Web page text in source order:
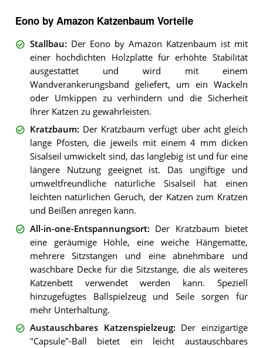
Eono by Amazon Katzenbaum Vorteile
Stallbau: Der Eono by Amazon Katzenbaum ist mit
einer hochdichten Holzplatte für erhöhte Stabilität
ausgestattet und wird mit einem
Wandverankerungsband geliefert, um ein Wackeln
oder Umkippen zu verhindern und die Sicherheit
Ihrer Katzen zu gewährleisten.
Kratzbaum: Der Kratzbaum verfügt über acht gleich
lange Pfosten, die jeweils mit einem 4 mm dicken
Sisalseil umwickelt sind, das langlebig ist und für eine
längere Nutzung geeignet ist. Das ungiftige und
umweltfreundliche natürliche Sisalseil hat einen
leichten natürlichen Geruch, der Katzen zum Kratzen
und Beißen anregen kann.
All-in-one-Entspannungsort: Der Kratzbaum bietet
eine geräumige Höhle, eine weiche Hängematte,
mehrere Sitzstangen und eine abnehmbare und
waschbare Decke für die Sitzstange, die als weiteres
Katzenbett verwendet werden kann. Speziell
hinzugefügtes Ballspielzeug und Seile sorgen für
mehr Unterhaltung.
Austauschbares Katzenspielzeug: Der einzigartige
"Capsule"-Ball bietet ein leicht austauschbares